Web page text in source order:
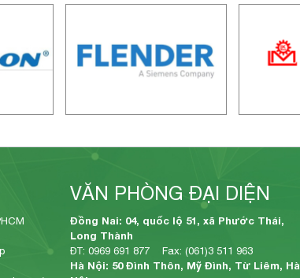
VĂN PHÒNG ĐẠI DIỆN
Đồng Nai: 04, quốc lộ 51, xã Phước Thái,
Long Thành
ĐT: 0969 691 877 Fax: (061)3 511 963
Hà Nội: 50 Đình Thôn, Mỹ Đình, Từ Liêm, Hà